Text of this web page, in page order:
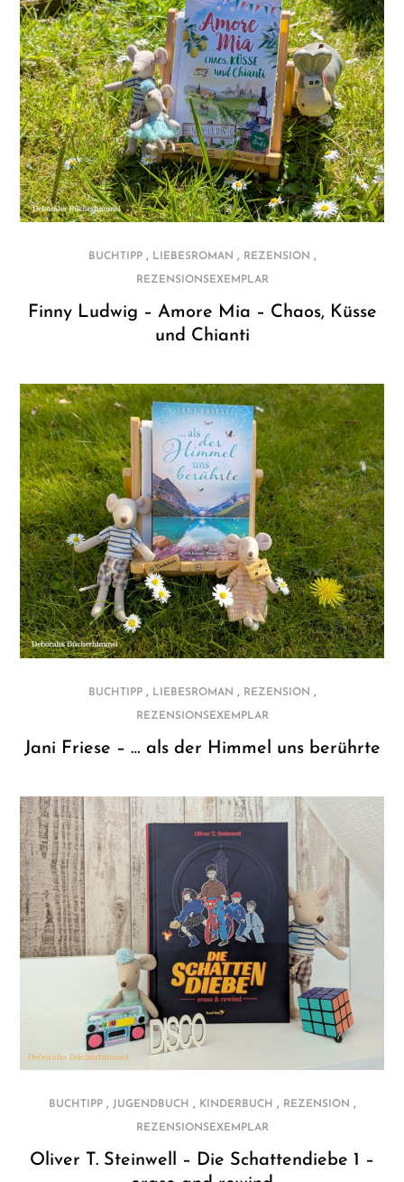
BUCHTIPP, LIEBESROMAN , REZENSION ,
REZENSIONSEXEMPLAR
Finny Ludwig – Amore Mia – Chaos, Küsse
und Chianti
BUCHTIPP, LIEBESROMAN , REZENSION ,
REZENSIONSEXEMPLAR
Jani Friese – … als der Himmel uns berührte
BUCHTIPP, JUGENDBUCH , KINDERBUCH , REZENSION ,
REZENSIONSEXEMPLAR
Oliver T. Steinwell – Die Schattendiebe 1 –